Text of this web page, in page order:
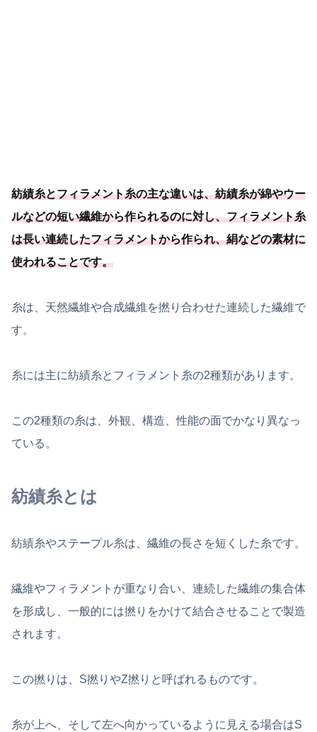
紡績糸とフィラメント糸の主な違いは、紡績糸が綿やウー
ルなどの短い繊維から作られるのに対し、フィラメント糸
は長い連続したフィラメントから作られ、絹などの素材に
使われることです。
糸は、天然繊維や合成繊維を撚り合わせた連続した繊維で
す。
糸には主に紡績糸とフィラメント糸の2種類があります。
この2種類の糸は、外観、構造、性能の面でかなり異なっ
ている。
紡績糸とは
紡績糸やステープル糸は、繊維の長さを短くした糸です。
繊維やフィラメントが重なり合い、連続した繊維の集合体
を形成し、一般的には撚りをかけて結合させることで製造
されます。
この撚りは、S撚りやZ撚りと呼ばれるものです。
糸が上へ、そして左へ向かっているように見える場合はS